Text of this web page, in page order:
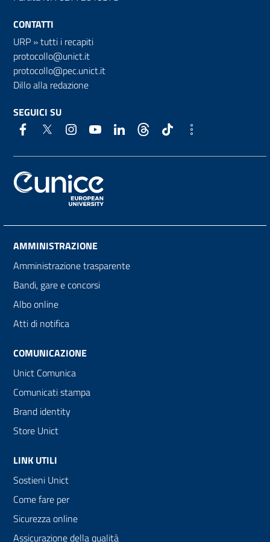
CONTATTI
URP »tutti i recapiti
protocollo@unict.it
protocollo@pec.unict.it
Dillo alla redazione
SEGUICI SU
AMMINISTRAZIONE
Amministrazione trasparente
Bandi, gare e concorsi
Albo online
Atti di notifica
COMUNICAZIONE
Unict Comunica
Comunicati stampa
Brand identity
Store Unict
LINK UTILI
Sostieni Unict
Come fare per
Sicurezza online
Assicurazione della qualità